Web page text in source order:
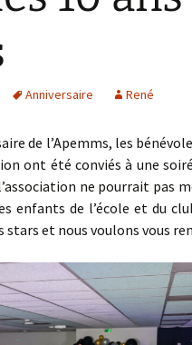
Anniversaire René
de l’Apemms, les
ont été conviés à une
ne pourrait pas
enfants de l’école et du
stars et nous voulons vous